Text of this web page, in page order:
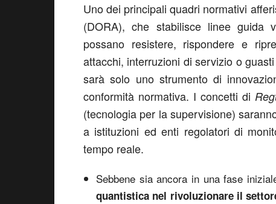
Uno dei principali quadri normativi
(DORA), che stabilisce linee guida
possano resistere, rispondere e
attacchi, interruzioni di servizio o
sarà solo uno strumento di
conformità normativa. I concetti di
(tecnologia per la supervisione)
a istituzioni ed enti regolatori di
tempo reale.
Sebbene sia ancora in una fase
quantistica nel rivoluzionare il